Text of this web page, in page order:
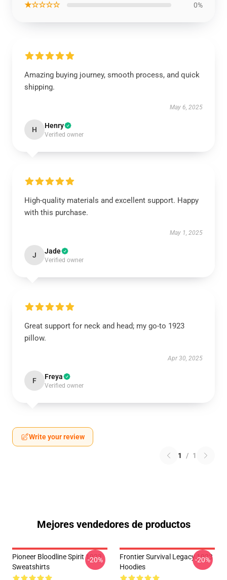
★☆☆☆☆ 0%
Amazing buying journey, smooth process, and quick
shipping.
May 6, 2025
H Henry
Verified owner
High-quality materials and excellent support. Happy
with this purchase.
May 1, 2025
J Jade
Verified owner
Great support for neck and head; my go-to 1923
pillow.
Apr 30, 2025
F Freya
Verified owner
Write your review
1 / 1
Mejores vendedores de productos
Pioneer Bloodline Spirit 1923
Sweatshirts
-20%
Frontier Survival Legacy 1923
Hoodies
-20%